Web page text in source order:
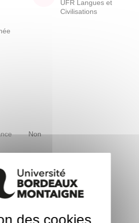
UFR Langues et
Civilisations
Non
des cookies